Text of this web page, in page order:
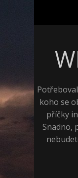
koho se
příčky
Snadno,